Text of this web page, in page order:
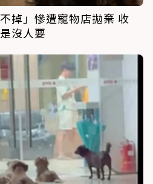
掉」慘遭寵物店拋棄 收
沒人要